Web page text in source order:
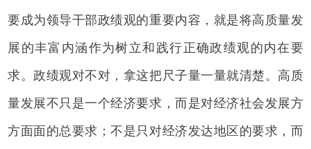
要成为领导干部政绩观的重要内容，就是将高质量发
展的丰富内涵作为树立和践行正确政绩观的内在要
求。政绩观对不对，拿这把尺子量一量就清楚。高质
量发展不只是一个经济要求，而是对经济社会发展方
方面面的总要求；不是只对经济发达地区的要求，而